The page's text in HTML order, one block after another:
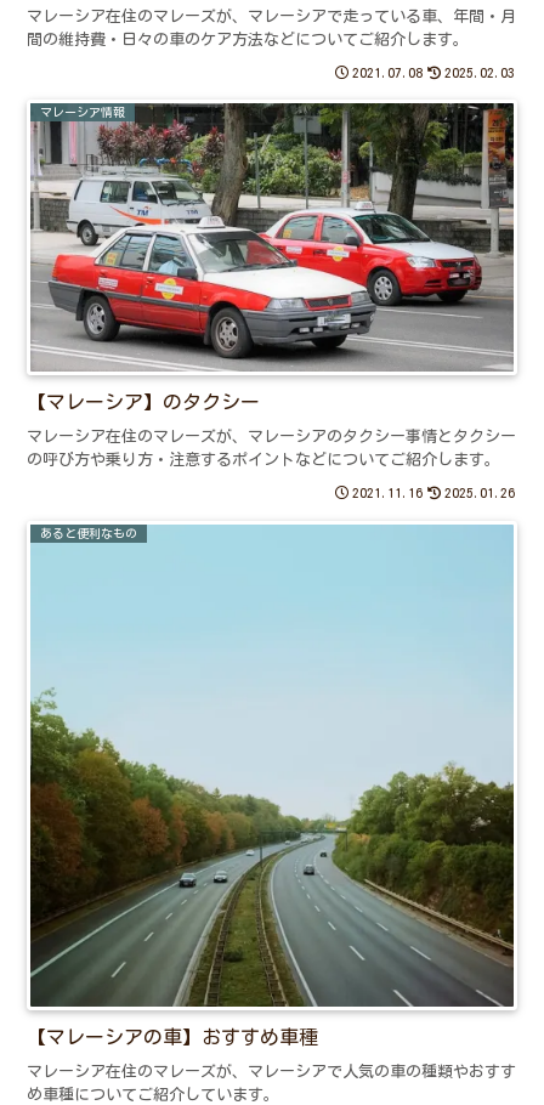
マレーシア在住のマレーズが、マレーシアで走っている車、年間・月
間の維持費・日々の車のケア方法などについてご紹介します。
2021.07.08 2025.02.03
マレーシア情報
【マレーシア】のタクシー
マレーシア在住のマレーズが、マレーシアのタクシー事情とタクシー
の呼び方や乗り方・注意するポイントなどについてご紹介します。
2021.11.16 2025.01.26
あると便利なもの
【マレーシアの車】おすすめ車種
マレーシア在住のマレーズが、マレーシアで人気の車の種類やおすす
め車種についてご紹介しています。